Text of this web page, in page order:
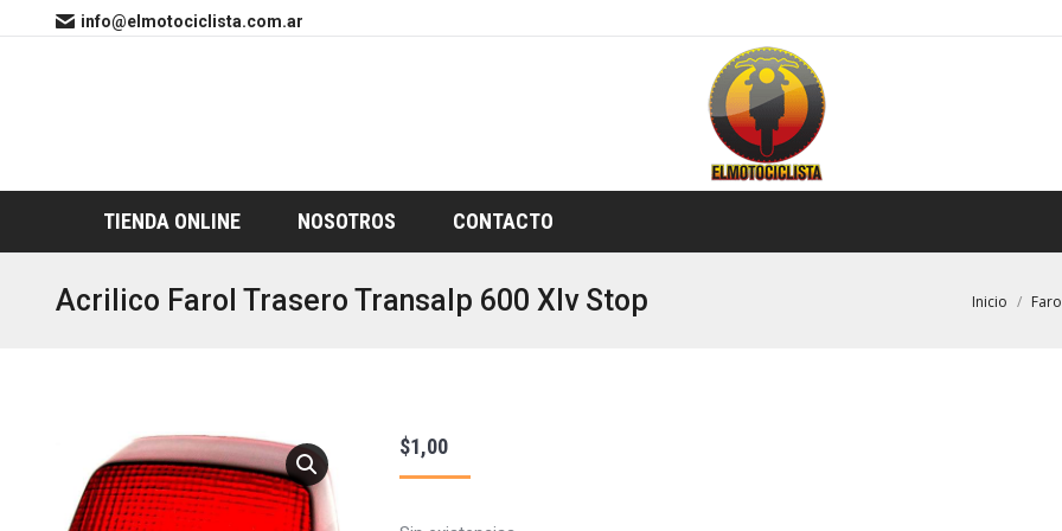
info@elmotociclista.com.ar
TIENDA ONLINE NOSOTROS CONTACTO
Acrilico Farol Trasero Transalp 600 Xlv Stop Estás aquí:
Inicio
$1,00